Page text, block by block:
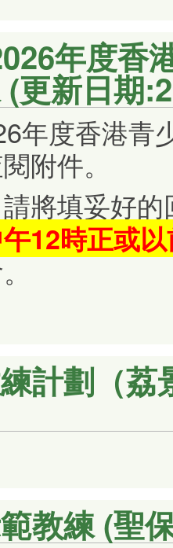
年度香
更新日期
年度香港青
附件。
將填妥好
午12時正或
計劃（
教練 (聖